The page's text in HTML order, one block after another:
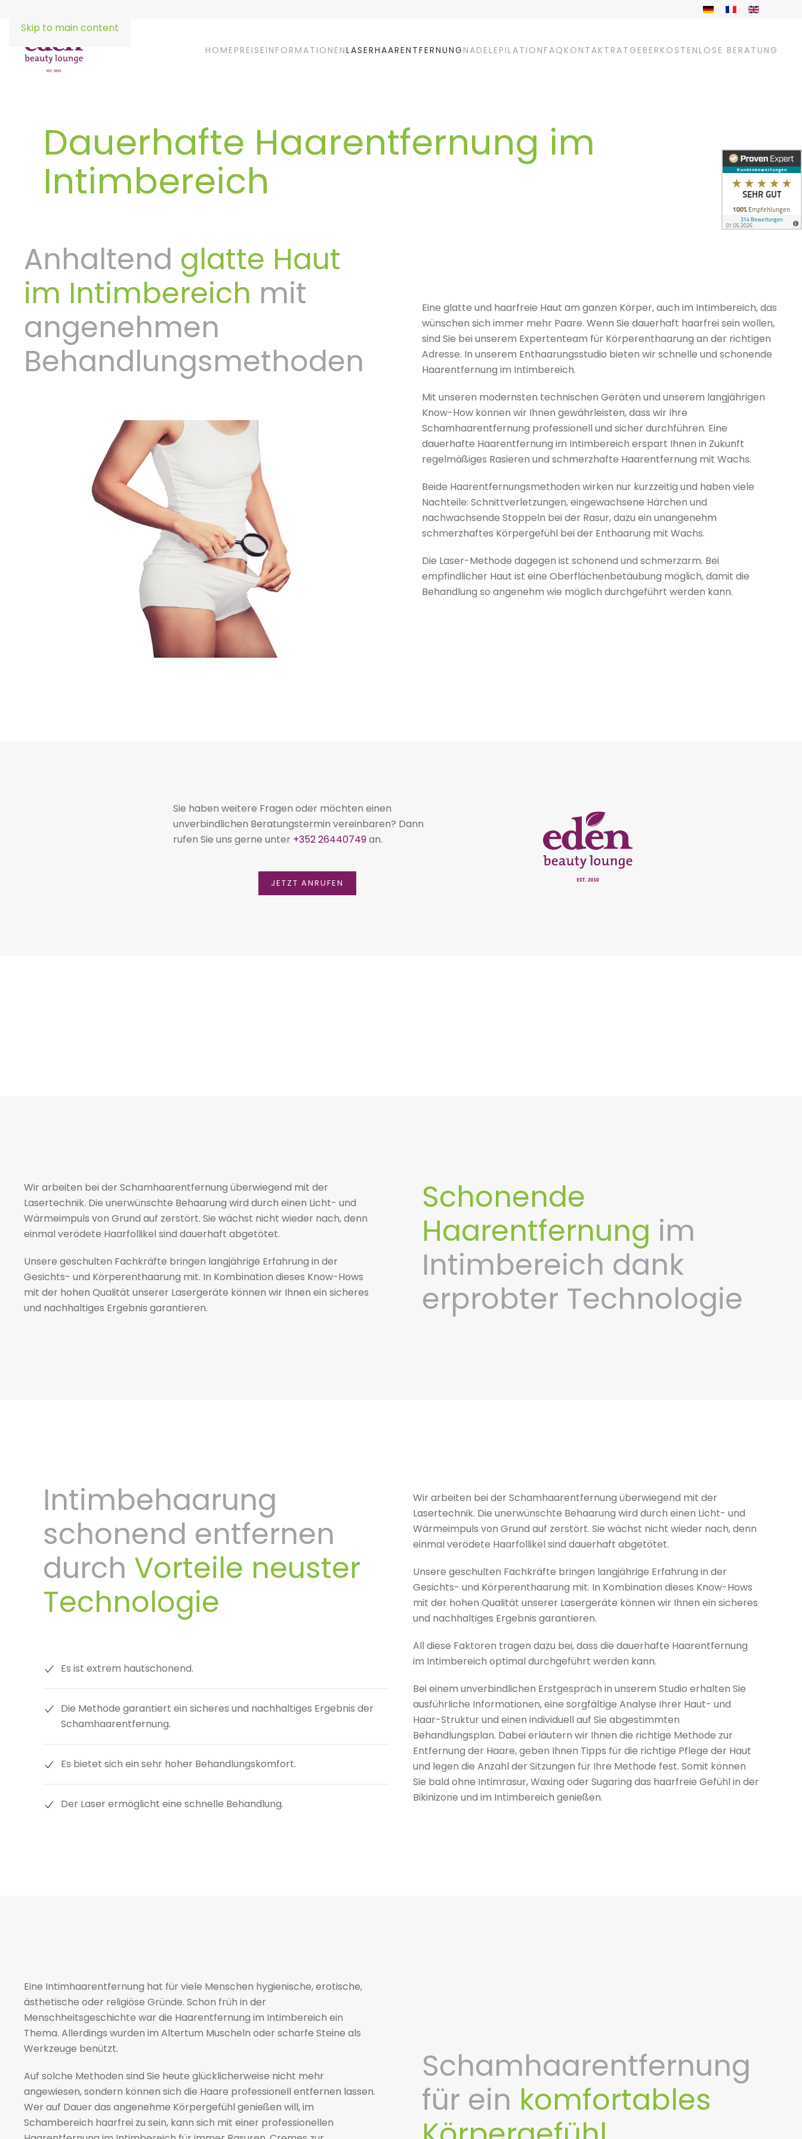
Skip to main content
HOME PREISE INFORMATIONENLASERHAARENTFERNUNG NADELEPILATION FAQ KONTAKT RATGEBER KOSTENLOSE BERATUNG
Dauerhafte Haarentfernung im
Intimbereich
Anhaltend glatte Haut
im Intimbereich mit
angenehmen
Behandlungsmethoden
Eine glatte und haarfreie Haut am ganzen Körper, auch im Intimbereich, das
wünschen sich immer mehr Paare. Wenn Sie dauerhaft haarfrei sein wollen,
sind Sie bei unserem Expertenteam für Körperenthaarung an der richtigen
Adresse. In unserem Enthaarungsstudio bieten wir schnelle und schonende
Haarentfernung im Intimbereich.
Mit unseren modernsten technischen Geräten und unserem langjährigen
Know-How können wir Ihnen gewährleisten, dass wir Ihre
Schamhaarentfernung professionell und sicher durchführen. Eine
dauerhafte Haarentfernung im Intimbereich erspart Ihnen in Zukunft
regelmäßiges Rasieren und schmerzhafte Haarentfernung mit Wachs.
Beide Haarentfernungsmethoden wirken nur kurzzeitig und haben viele
Nachteile: Schnittverletzungen, eingewachsene Härchen und
nachwachsende Stoppeln bei der Rasur, dazu ein unangenehm
schmerzhaftes Körpergefühl bei der Enthaarung mit Wachs.
Die Laser-Methode dagegen ist schonend und schmerzarm. Bei
empfindlicher Haut ist eine Oberflächenbetäubung möglich, damit die
Behandlung so angenehm wie möglich durchgeführt werden kann.
Sie haben weitere Fragen oder möchten einen
unverbindlichen Beratungstermin vereinbaren? Dann
rufen Sie uns gerne unter +352 26440749an.
JETZT ANRUFEN
Wir arbeiten bei der Schamhaarentfernung überwiegend mit der
Lasertechnik. Die unerwünschte Behaarung wird durch einen Licht- und
Wärmeimpuls von Grund auf zerstört. Sie wächst nicht wieder nach, denn
einmal verödete Haarfollikel sind dauerhaft abgetötet.
Unsere geschulten Fachkräfte bringen langjährige Erfahrung in der
Gesichts- und Körperenthaarung mit. In Kombination dieses Know-Hows
mit der hohen Qualität unserer Lasergeräte können wir Ihnen ein sicheres
und nachhaltiges Ergebnis garantieren.
Schonende
Haarentfernung im
Intimbereich dank
erprobter Technologie
Intimbehaarung
schonend entfernen
durch Vorteile neuster
Technologie
Es ist extrem hautschonend.
Die Methode garantiert ein sicheres und nachhaltiges Ergebnis der
Schamhaarentfernung.
Es bietet sich ein sehr hoher Behandlungskomfort.
Der Laser ermöglicht eine schnelle Behandlung.
Wir arbeiten bei der Schamhaarentfernung überwiegend mit der
Lasertechnik. Die unerwünschte Behaarung wird durch einen Licht- und
Wärmeimpuls von Grund auf zerstört. Sie wächst nicht wieder nach, denn
einmal verödete Haarfollikel sind dauerhaft abgetötet.
Unsere geschulten Fachkräfte bringen langjährige Erfahrung in der
Gesichts- und Körperenthaarung mit. In Kombination dieses Know-Hows
mit der hohen Qualität unserer Lasergeräte können wir Ihnen ein sicheres
und nachhaltiges Ergebnis garantieren.
All diese Faktoren tragen dazu bei, dass die dauerhafte Haarentfernung
im Intimbereich optimal durchgeführt werden kann.
Bei einem unverbindlichen Erstgespräch in unserem Studio erhalten Sie
ausführliche Informationen, eine sorgfältige Analyse Ihrer Haut- und
Haar-Struktur und einen individuell auf Sie abgestimmten
Behandlungsplan. Dabei erläutern wir Ihnen die richtige Methode zur
Entfernung der Haare, geben Ihnen Tipps für die richtige Pflege der Haut
und legen die Anzahl der Sitzungen für Ihre Methode fest. Somit können
Sie bald ohne Intimrasur, Waxing oder Sugaring das haarfreie Gefühl in der
Bikinizone und im Intimbereich genießen.
Eine Intimhaarentfernung hat für viele Menschen hygienische, erotische,
ästhetische oder religiöse Gründe. Schon früh in der
Menschheitsgeschichte war die Haarentfernung im Intimbereich ein
Thema. Allerdings wurden im Altertum Muscheln oder scharfe Steine als
Werkzeuge benützt.
Auf solche Methoden sind Sie heute glücklicherweise nicht mehr
angewiesen, sondern können sich die Haare professionell entfernen lassen.
Wer auf Dauer das angenehme Körpergefühl genießen will, im
Schambereich haarfrei zu sein, kann sich mit einer professionellen
Schamhaarentfernung
für ein komfortables